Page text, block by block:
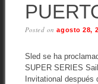
Posted onagosto 28,
Sled se ha
SUPER SERIES
Invitational después